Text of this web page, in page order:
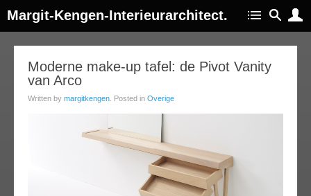
Margit-Kengen-Interieurarchitect.
Moderne make-up tafel: de Pivot Vanity
van Arco
Written by margitkengen . Posted in Overige